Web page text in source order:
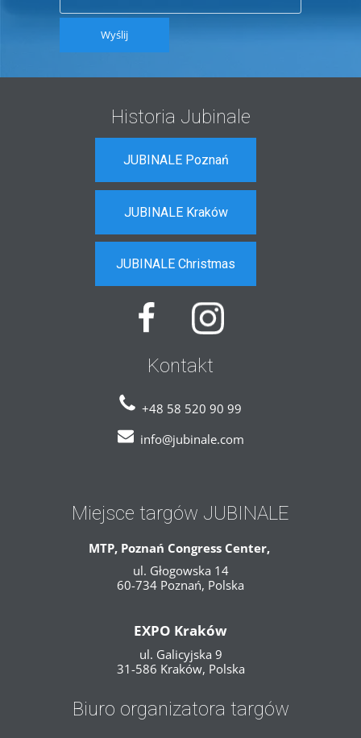
Wyślij
Historia Jubinale
Kontakt
+48 58 520 90 99
info@jubinale.com
Biuro organizatora targów
Miejsce targów JUBINALE
MTP, Poznań Congress Center,
ul. Głogowska 14
60-734 Poznań, Polska
EXPO Kraków
ul. Galicyjska 9
31-586 Kraków, Polska
JUBINALE Christmas
JUBINALE Poznań
JUBINALE Kraków